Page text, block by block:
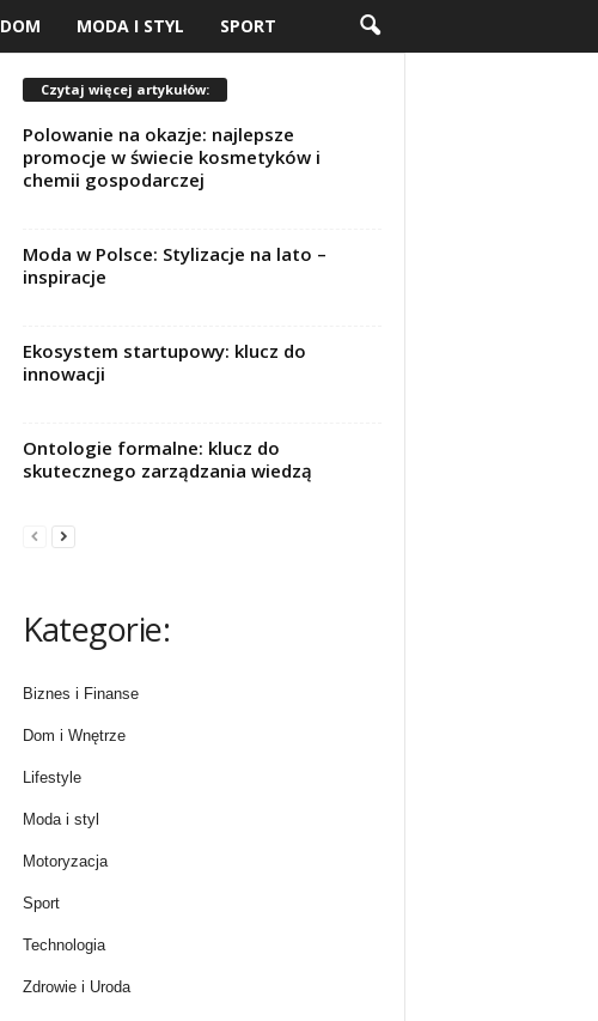
DOM MODA I STYL SPORT
Czytaj więcej artykułów:
Polowanie na okazje: najlepsze
promocje w świecie kosmetyków i
chemii gospodarczej
Moda w Polsce: Stylizacje na lato –
inspiracje
Ekosystem startupowy: klucz do
innowacji
Ontologie formalne: klucz do
skutecznego zarządzania wiedzą
Kategorie:
Biznes i Finanse
Dom i Wnętrze
Lifestyle
Moda i styl
Motoryzacja
Sport
Technologia
Zdrowie i Uroda